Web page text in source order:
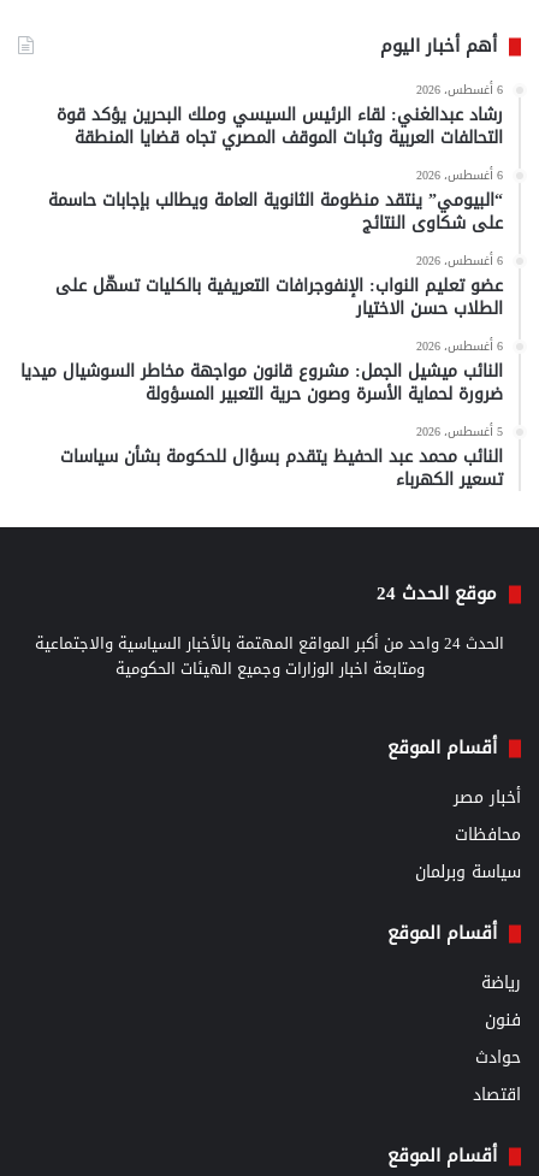
أهم أخبار اليوم
6 أغسطس، 2026
رشاد عبدالغني: لقاء الرئيس السيسي وملك البحرين يؤكد قوة
التحالفات العربية وثبات الموقف المصري تجاه قضايا المنطقة
6 أغسطس، 2026
“البيومي” ينتقد منظومة الثانوية العامة ويطالب بإجابات حاسمة
على شكاوى النتائج
6 أغسطس، 2026
عضو تعليم النواب: الإنفوجرافات التعريفية بالكليات تسهّل على
الطلاب حسن الاختيار
6 أغسطس، 2026
النائب ميشيل الجمل: مشروع قانون مواجهة مخاطر السوشيال ميديا
ضرورة لحماية الأسرة وصون حرية التعبير المسؤولة
5 أغسطس، 2026
النائب محمد عبد الحفيظ يتقدم بسؤال للحكومة بشأن سياسات
تسعير الكهرباء
موقع الحدث 24
الحدث 24 واحد من أكبر المواقع المهتمة بالأخبار السياسية والاجتماعية
ومتابعة اخبار الوزارات وجميع الهيئات الحكومية
أقسام الموقع
أخبار مصر
محافظات
سياسة وبرلمان
أقسام الموقع
رياضة
فنون
حوادث
اقتصاد
أقسام الموقع